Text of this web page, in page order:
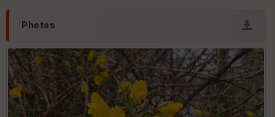
ic
r
d
é
p
ar
Photos